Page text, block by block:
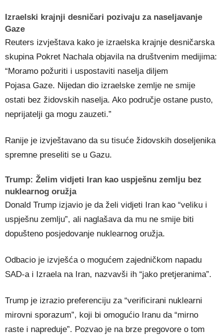
Izraelski krajnji desničari pozivaju za naseljavanje
Gaze
Reuters izvještava kako je izraelska krajnje desničarska
skupina Pokret Nachala objavila na društvenim medijima:
“Moramo požuriti i uspostaviti naselja diljem
Pojasa Gaze. Nijedan dio izraelske zemlje ne smije
ostati bez židovskih naselja. Ako područje ostane pusto,
neprijatelji ga mogu zauzeti.”
Ranije je izvještavano da su tisuće židovskih doseljenika
spremne preseliti se u Gazu.
Trump: Želim vidjeti Iran kao uspješnu zemlju bez
nuklearnog oružja
Donald Trump izjavio je da želi vidjeti Iran kao “veliku i
uspješnu zemlju”, ali naglašava da mu ne smije biti
dopušteno posjedovanje nuklearnog oružja.
Odbacio je izvješća o mogućem zajedničkom napadu
SAD-a i Izraela na Iran, nazvavši ih “jako pretjeranima”.
Trump je izrazio preferenciju za “verificirani nuklearni
mirovni sporazum”, koji bi omogućio Iranu da “mirno
raste i napreduje”. Pozvao je na brze pregovore o tom